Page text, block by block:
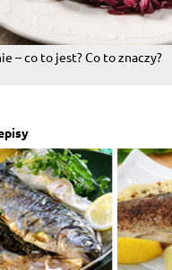
– co to jest? Co to znaczy?